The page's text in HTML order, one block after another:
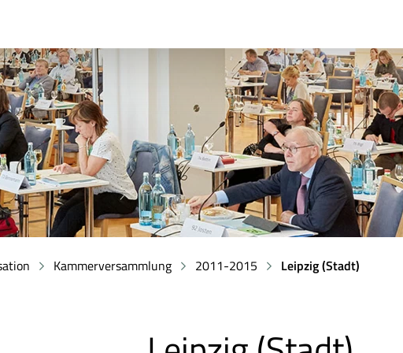
Kammerversammlung 2011-2015 Leipzig (Stadt)